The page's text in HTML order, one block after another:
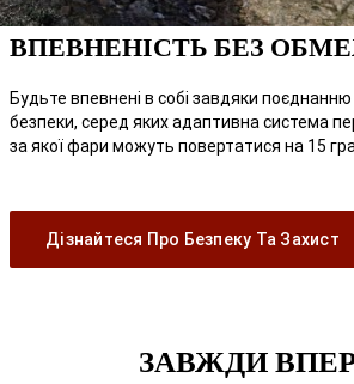
ВПЕВНЕНІСТЬ БЕЗ
Будьте впевнені в собі завдяки
безпеки, серед яких адаптивна система
за якої фари можуть повертатися на 15
Дізнайтеся Про Безпеку Та Захист
ЗАВЖДИ